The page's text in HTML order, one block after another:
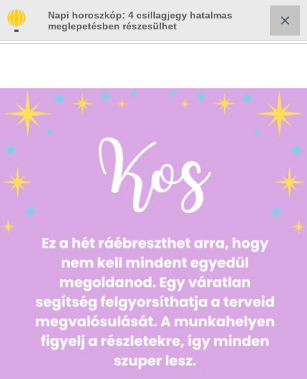
Napi horoszkóp: 4 csillagjegy hatalmas
meglepetésben részesülhet